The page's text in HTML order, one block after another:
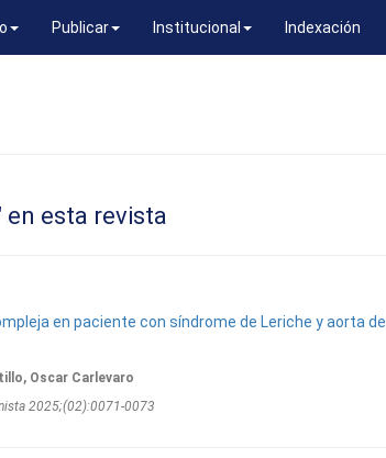
Publicar Institucional Indexación
en esta revista
en paciente con síndrome de Leriche y aorta de
Oscar Carlevaro
2025;(02):0071-0073